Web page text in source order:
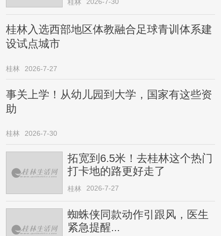
桂林 2026-7-30
桂林入选西部地区体教融合足球青训体系建
设试点城市
桂林 2026-7-27
事关上学！从幼儿园到大学，国家有这些资
助
桂林 2026-7-30
拓宽到6.5米！去桂林这个热门
打卡地的路更好走了
桂林 2026-7-27
蜘蛛侠同款动作引跟风，医生
紧急提醒...